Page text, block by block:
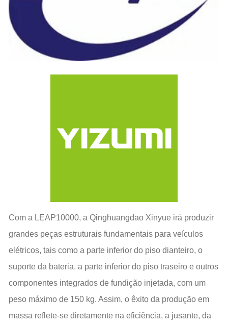
Com a LEAP10000, a Qinghuangdao Xinyue irá produzir
grandes peças estruturais fundamentais para veículos
elétricos, tais como a parte inferior do piso dianteiro, o
suporte da bateria, a parte inferior do piso traseiro e outros
componentes integrados de fundição injetada, com um
peso máximo de 150 kg. Assim, o êxito da produção em
massa reflete-se diretamente na eficiência, a jusante, da